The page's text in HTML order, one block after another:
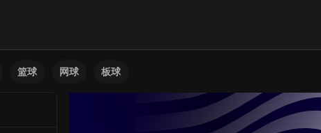
篮球 网球 板球